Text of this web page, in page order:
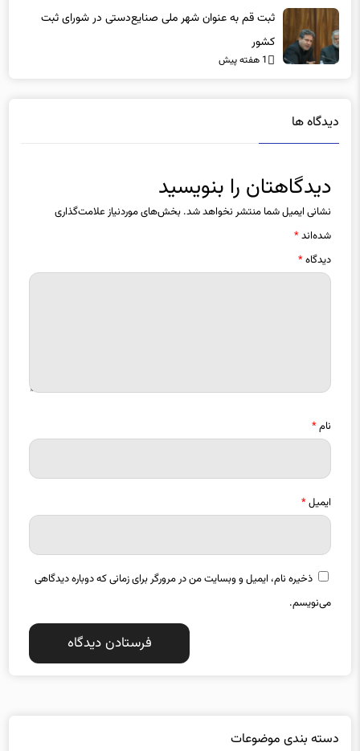
کشور
1 هفته پیش
نشانی ایمیل شما منتشر نخواهد شد.بخش‌های موردنیاز علامت‌گذاری
شده‌اند*
دیدگاه*
ایمیل*
ذخیره نام، ایمیل و وبسایت من در مرورگر برای زمانی که دوباره دیدگاهی
می‌نویسم.